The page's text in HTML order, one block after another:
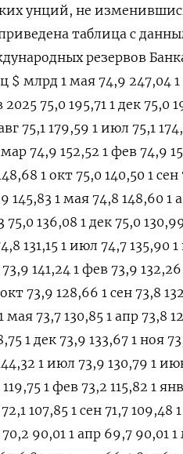
унций, не
таблица с
резервов
$ млрд 1 мая 74,9 247,04
75,0 195,71 1 дек 75,0
75,1 179,59 1 июл 75,1
74,9 152,52 1 фев 74,9
1 окт 75,0 140,50 1
1 мая 74,8 148,60 1
136,08 1 дек 75,0
131,15 1 июл 74,7 135,90
141,24 1 фев 73,9
73,9 128,66 1 сен 73,8
73,7 130,85 1 апр 73,8
1 дек 73,9 133,67 1 ноя
1 июл 73,9 130,79 1
1 фев 73,2 115,82 1
107,85 1 сен 71,7 109,48
90,01 1 апр 69,7 90,01